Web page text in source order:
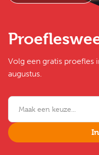
Volg een gratis proefles
augustus.